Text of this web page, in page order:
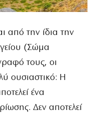
από την ίδια την
(Σώμα
τους, οι
ουσιαστικό: Η
ένα
Δεν αποτελεί